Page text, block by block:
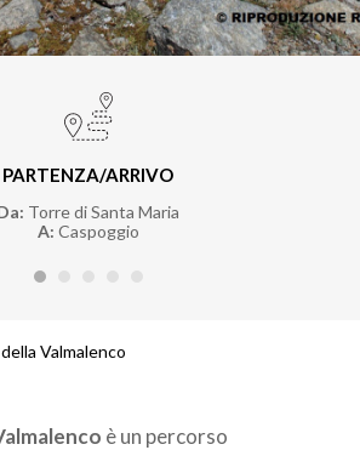
PARTENZA/ARRIVO
Torre di Santa Maria
A: Caspoggio
Valmalenco
è un percorso